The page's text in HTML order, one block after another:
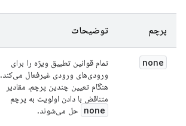
پرچم توضیحات
none
تمام قوانین تطبیق ویژه را برای
ورودی‌های ورودی غیرفعال می‌کند.
هنگام تعیین چندین پرچم، مقادیر
متناقض با دادن اولویت به پرچم
none حل می‌شوند.